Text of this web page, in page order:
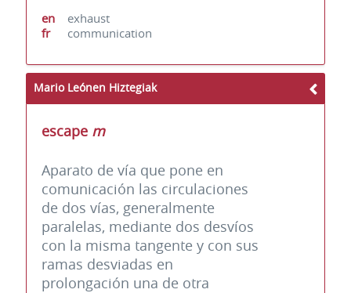
en
exhaust
fr
communication
Mario Leónen Hiztegiak
escape m
Aparato de vía que pone en
comunicación las circulaciones
de dos vías, generalmente
paralelas, mediante dos desvíos
con la misma tangente y con sus
ramas desviadas en
prolongación una de otra